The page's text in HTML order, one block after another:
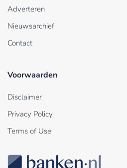
Adverteren
Nieuwsarchief
Contact
Voorwaarden
Disclaimer
Privacy Policy
Terms of Use